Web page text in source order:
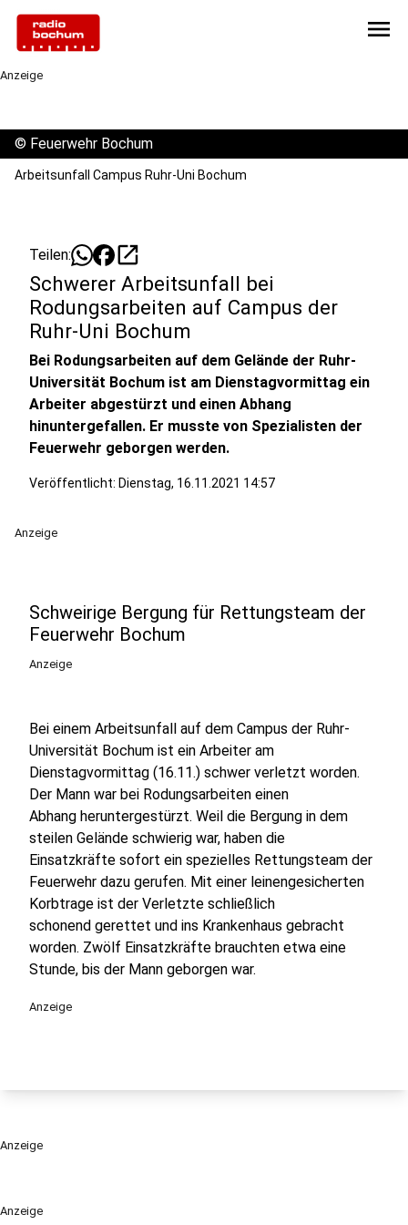
menu
Anzeige
Anzeige
© Feuerwehr Bochum
Arbeitsunfall Campus Ruhr-Uni Bochum
Teilen: open_in_new
Schwerer Arbeitsunfall bei
Rodungsarbeiten auf Campus der
Ruhr-Uni Bochum
Bei Rodungsarbeiten auf dem Gelände der Ruhr-
Universität Bochum ist am Dienstagvormittag ein
Arbeiter abgestürzt und einen Abhang
hinuntergefallen. Er musste von Spezialisten der
Feuerwehr geborgen werden.
Veröffentlicht: Dienstag, 16.11.2021 14:57
Anzeige
Schweirige Bergung für Rettungsteam der
Feuerwehr Bochum
Anzeige
Bei einem Arbeitsunfall auf dem Campus der Ruhr-
Universität Bochum ist ein Arbeiter am
Dienstagvormittag (16.11.) schwer verletzt worden.
Der Mann war bei Rodungsarbeiten einen
Abhang heruntergestürzt. Weil die Bergung in dem
steilen Gelände schwierig war, haben die
Einsatzkräfte sofort ein spezielles Rettungsteam der
Feuerwehr dazu gerufen. Mit einer leinengesicherten
Korbtrage ist der Verletzte schließlich
schonend gerettet und ins Krankenhaus gebracht
worden. Zwölf Einsatzkräfte brauchten etwa eine
Stunde, bis der Mann geborgen war.
Anzeige
Anzeige